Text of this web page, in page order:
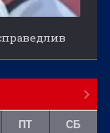
ПТ СБ